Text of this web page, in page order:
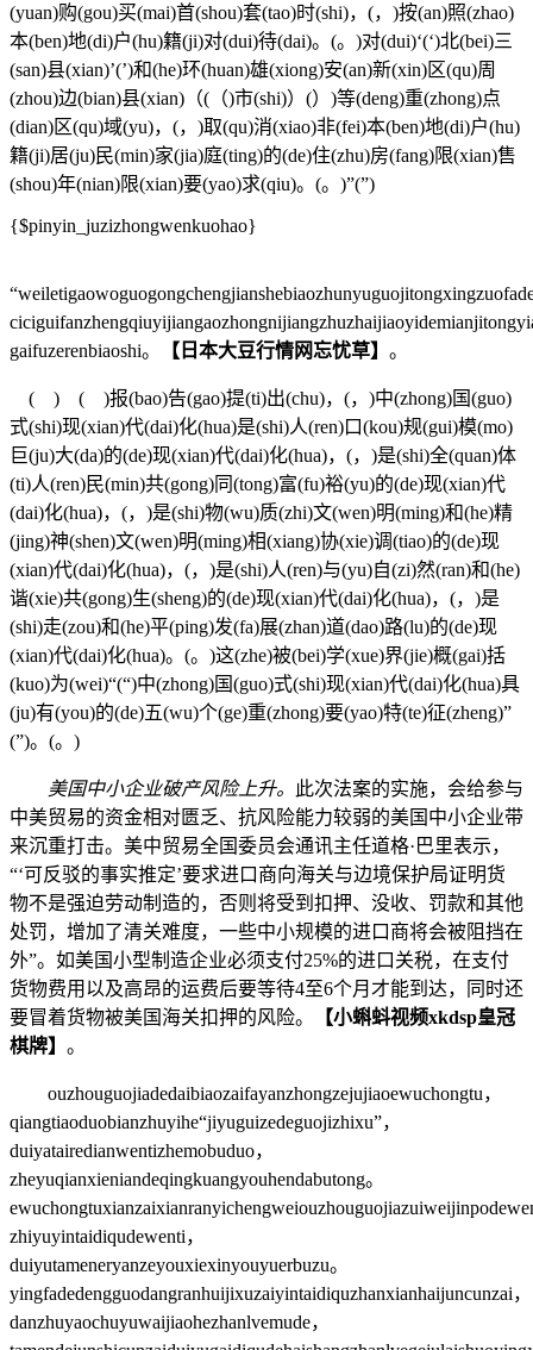
(yuan)购(gou)买(mai)首(shou)套(tao)时(shi)，(，)按(an)照(zhao)
本(ben)地(di)户(hu)籍(ji)对(dui)待(dai)。(。)对(dui)‘(‘)北(bei)三
(san)县(xian)’(’)和(he)环(huan)雄(xiong)安(an)新(xin)区(qu)周
(zhou)边(bian)县(xian)（(（)市(shi)）(）)等(deng)重(zhong)点
(dian)区(qu)域(yu)，(，)取(qu)消(xiao)非(fei)本(ben)地(di)户(hu)
籍(ji)居(ju)民(min)家(jia)庭(ting)的(de)住(zhu)房(fang)限(xian)售
(shou)年(nian)限(xian)要(yao)求(qiu)。(。)”(”)
{$pinyin_juzizhongwenkuohao}
gaifuzerenbiaoshi。
【日本大豆行情网忘忧草】 。
( ) ( )报(bao)告(gao)提(ti)出(chu)，(，)中(zhong)国(guo)
式(shi)现(xian)代(dai)化(hua)是(shi)人(ren)口(kou)规(gui)模(mo)
巨(ju)大(da)的(de)现(xian)代(dai)化(hua)，(，)是(shi)全(quan)体
(ti)人(ren)民(min)共(gong)同(tong)富(fu)裕(yu)的(de)现(xian)代
(dai)化(hua)，(，)是(shi)物(wu)质(zhi)文(wen)明(ming)和(he)精
(jing)神(shen)文(wen)明(ming)相(xiang)协(xie)调(tiao)的(de)现
(xian)代(dai)化(hua)，(，)是(shi)人(ren)与(yu)自(zi)然(ran)和(he)
谐(xie)共(gong)生(sheng)的(de)现(xian)代(dai)化(hua)，(，)是
(shi)走(zou)和(he)平(ping)发(fa)展(zhan)道(dao)路(lu)的(de)现
(xian)代(dai)化(hua)。(。)这(zhe)被(bei)学(xue)界(jie)概(gai)括
(kuo)为(wei)“(“)中(zhong)国(guo)式(shi)现(xian)代(dai)化(hua)具
(ju)有(you)的(de)五(wu)个(ge)重(zhong)要(yao)特(te)征(zheng)”
(”)。(。)
美国中小企业破产风险上升。
此次法案的实施，会给参与
中美贸易的资金相对匮乏、抗风险能力较弱的美国中小企业带
来沉重打击。美中贸易全国委员会通讯主任道格·巴里表示，
“‘可反驳的事实推定’要求进口商向海关与边境保护局证明货
物不是强迫劳动制造的，否则将受到扣押、没收、罚款和其他
处罚，增加了清关难度，一些中小规模的进口商将会被阻挡在
外”。如美国小型制造企业必须支付25%的进口关税，在支付
货物费用以及高昂的运费后要等待4至6个月才能到达，同时还
要冒着货物被美国海关扣押的风险。
【小蝌蚪视频xkdsp皇冠
棋牌】 。
ouzhouguojiadedaibiaozaifayanzhongzejujiaoewuchongtu，
qiangtiaoduobianzhuyihe“jiyuguizedeguojizhixu”，
duiyatairedianwentizhemobuduo，
zheyuqianxieniandeqingkuangyouhendabutong。
zhiyuyintaidiqudewenti，
duiyutameneryanzeyouxiexinyouyuerbuzu。
yingfadedengguodangranhuijixuzaiyintaidiquzhanxianhaijuncunzai，
danzhuyaochuyuwaijiaohezhanlvemude，